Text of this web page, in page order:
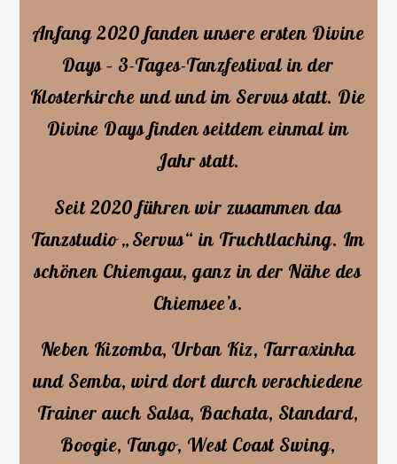
Anfang 2020 fanden unsere ersten Divine
Days – 3-Tages-Tanzfestival in der
Klosterkirche undund im Servus statt. Die
Divine Days finden seitdem einmal im
Jahr statt.
Seit 2020 führen wir zusammen das
Tanzstudio „Servus“ in Truchtlaching. Im
schönen Chiemgau, ganz in der Nähe des
Chiemsee’s.
Neben Kizomba, Urban Kiz, Tarraxinha
und Semba, wird dort durch verschiedene
Trainer auch Salsa, Bachata, Standard,
Boogie, Tango, West Coast Swing,